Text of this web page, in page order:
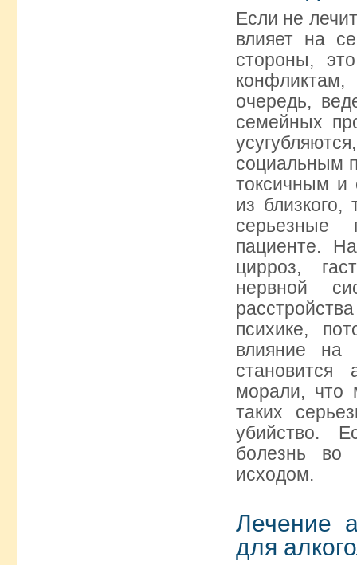
Если не
влияет на
стороны,
очередь,
семейных
социальным
токсичным и
из
серьезные
пациенте.
цирроз,
нервной
психике,
влияние на
становится
морали, что
таких
убийство.
болезнь во
исходом.
Лечение
для